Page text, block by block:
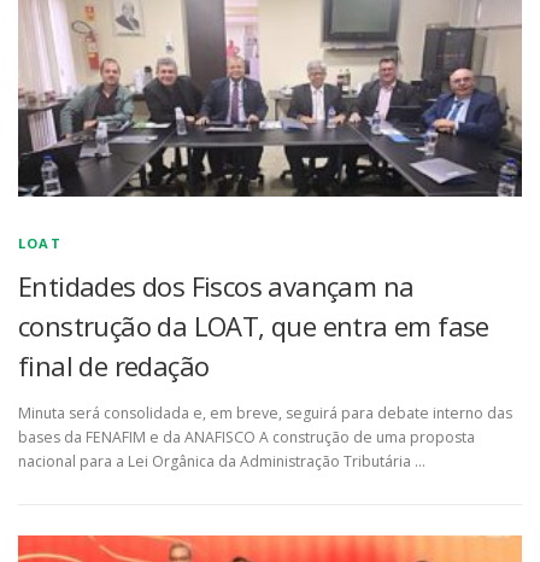
LOAT
Entidades dos Fiscos avançam na
construção da LOAT, que entra em fase
final de redação
Minuta será consolidada e, em breve, seguirá para debate interno das
bases da FENAFIM e da ANAFISCO A construção de uma proposta
nacional para a Lei Orgânica da Administração Tributária …